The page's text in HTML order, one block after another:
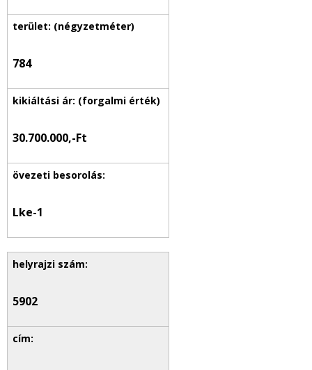
784
30.700.000,-Ft
Lke-1
5902